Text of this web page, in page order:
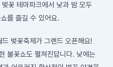
꽃 테마파크에서 낮과 밤 모두
를 즐길 수 있어요.
벚꽃축제가 그랜드 오픈해요!
불꽃쇼도 펼쳐진답니다. 낮에는